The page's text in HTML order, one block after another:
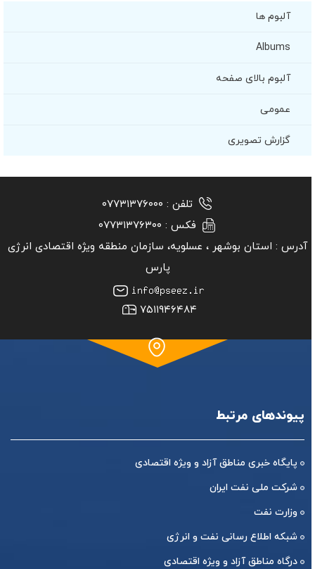
آلبوم ها
Albums
آلبوم بالای صفحه
عمومی
گزارش تصویری
تلفن : ۰۷۷۳۱۳۷۶۰۰۰
فکس : ۰۷۷۳۱۳۷۶۳۰۰
آدرس : استان بوشهر ‏، عسلویه، سازمان منطقه ویژه اقتصادی انرژی
پارس
۷۵۱۱۹۴۶۴۸۴
پیوندهای مرتبط
پایگاه خبری مناطق آزاد و ویژه اقتصادی
شرکت ملی نفت ایران
وزارت نفت
شبکه اطلاع رسانی نفت و انرژی
درگاه مناطق آزاد و ویژه اقتصادی